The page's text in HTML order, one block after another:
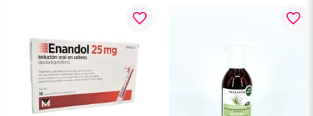
favorite_border favorite_border